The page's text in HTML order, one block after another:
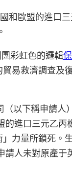
和歐盟的進口
彩虹色的邏輯
易救濟調查及
以下稱申請人
的進口三元乙丙
力量所鎖死。
人未對原產于